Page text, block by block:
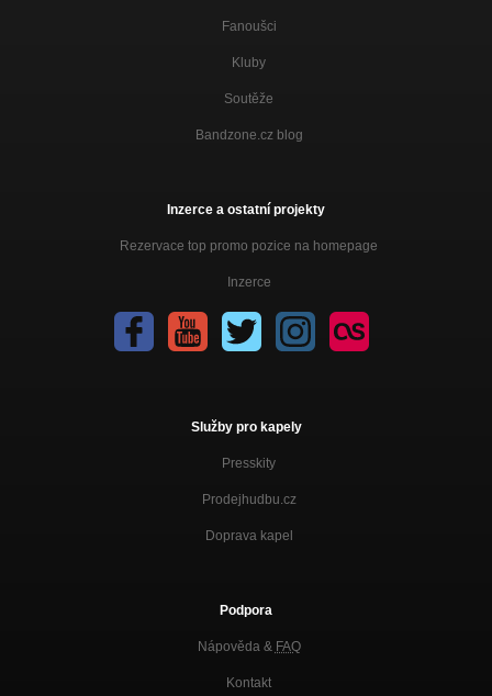
Fanoušci
Kluby
Soutěže
Bandzone.cz blog
Inzerce a ostatní projekty
Rezervace top promo pozice na homepage
Inzerce
Služby pro kapely
Presskity
Prodejhudbu.cz
Doprava kapel
Podpora
Nápověda & FAQ
Kontakt